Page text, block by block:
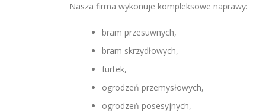
Nasza firma wykonuje kompleksowe naprawy:
bram przesuwnych,
bram skrzydłowych,
furtek,
ogrodzeń przemysłowych,
ogrodzeń posesyjnych,